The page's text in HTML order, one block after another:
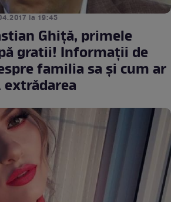
la 19:45
Ghiță, primele
gratii! Informații de
familia sa și cum ar
extrădarea